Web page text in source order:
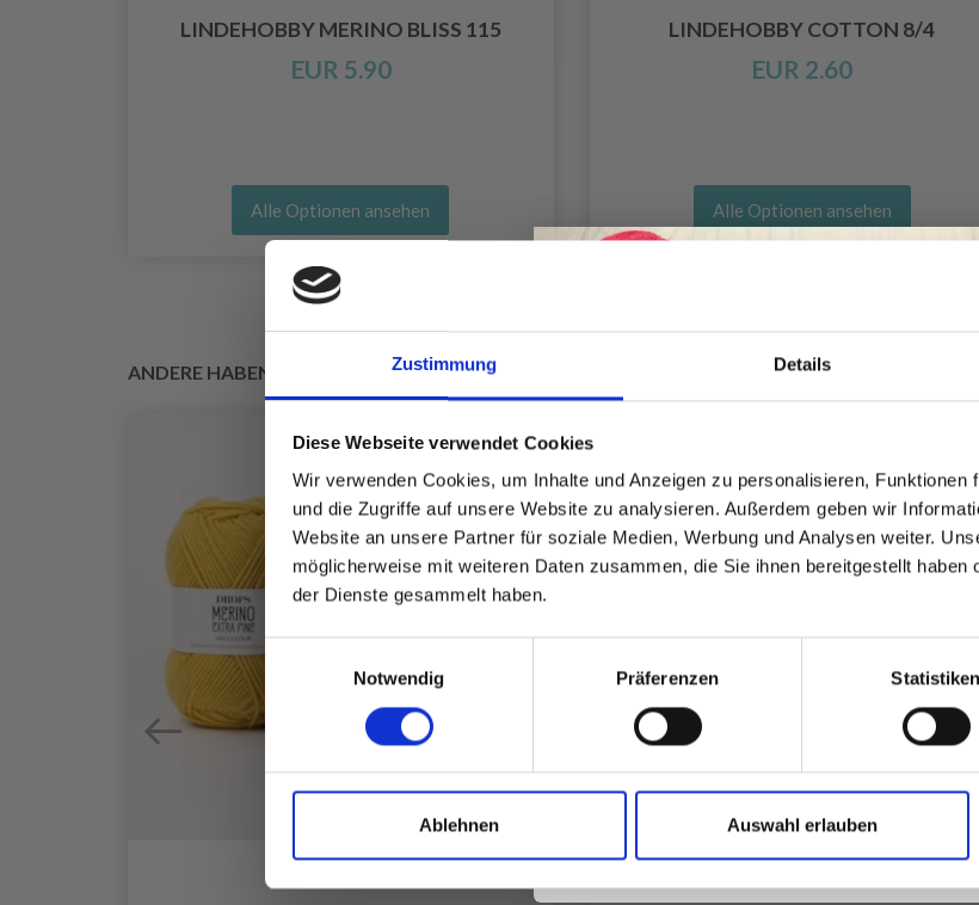
Zustimmung Details
Diese Webseite verwendet Cookies
Wir verwenden Cookies, um Inhalte und Anzeigen zu personalisieren, Funktionen
und die Zugriffe auf unsere Website zu analysieren. Außerdem geben wir
Website an unsere Partner für soziale Medien, Werbung und Analysen weiter.
möglicherweise mit weiteren Daten zusammen, die Sie ihnen bereitgestellt
der Dienste gesammelt haben.
Einwilligungsauswahl
Notwendig
Präferenzen Statistiken
Ablehnen Auswahl erlauben
LINDEHOBBY MERINO BLISS 115
EUR 5.90
Alle Optionen ansehen
LINDEHOBBY COTTON 8/4
EUR 2.60
Alle Optionen ansehen
ANDERE HABEN SICH AUCH ANGESEHEN
Werde ein Teil unserer Garn-
und erhalte exklusiven Zugang zu
inspirierenden Strickmustern und
Nein, danke